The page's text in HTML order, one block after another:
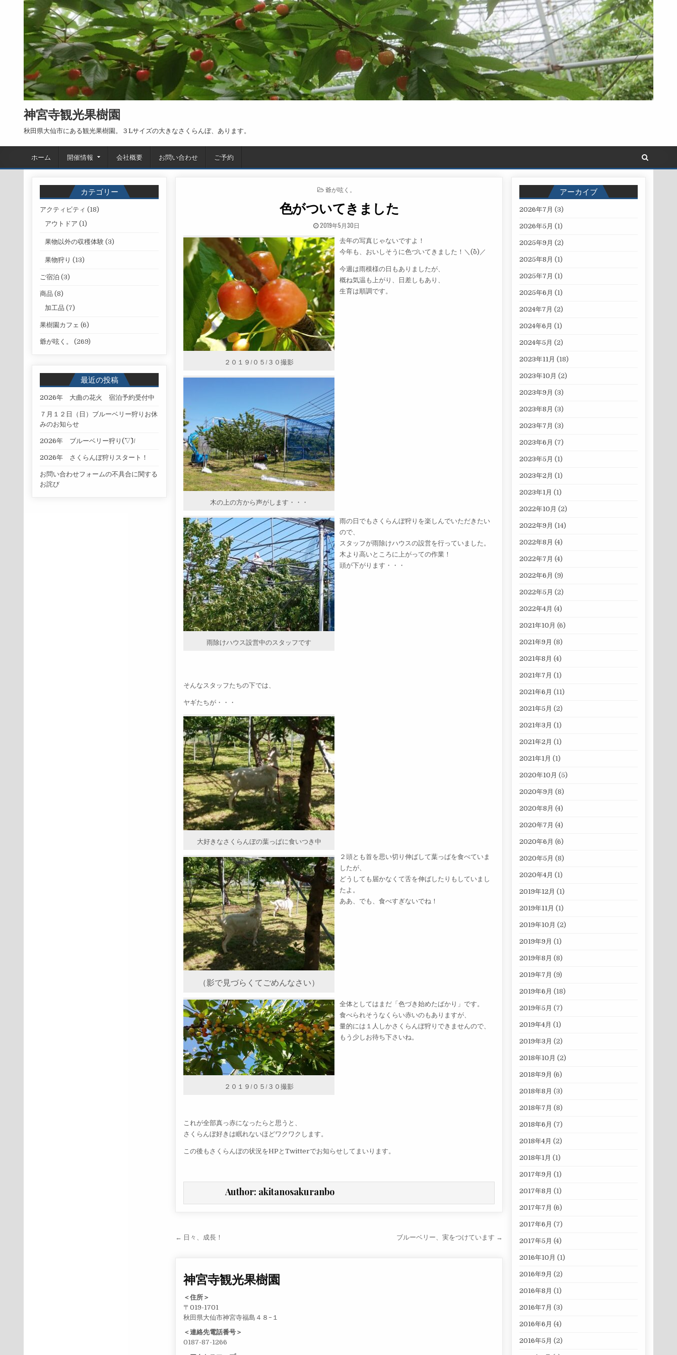
Skip to content
神宮寺観光果樹園
秋田県大仙市にある観光果樹園。３Lサイズの大きなさくらんぼ、あります。
ホーム 開催情報 会社概要 お問い合わせ ご予約
POSTED IN
爺が呟く。
色がついてきました
PUBLISHED DATE:
2019年5月30日
２０１９/０５/３０撮影
去年の写真じゃないですよ！
今年も、おいしそうに色づいてきました！＼(^o^)／
今週は雨模様の日もありましたが、
概ね気温も上がり、日差しもあり、
生育は順調です。
木の上の方から声がします・・・
雨除けハウス設営中のスタッフです
雨の日でもさくらんぼ狩りを楽しんでいただきたい
ので、
スタッフが雨除けハウスの設営を行っていました。
木より高いところに上がっての作業！
頭が下がります・・・
そんなスタッフたちの下では、
ヤギたちが・・・
大好きなさくらんぼの葉っぱに食いつき中
（影で見づらくてごめんなさい）
２頭とも首を思い切り伸ばして葉っぱを食べていま
したが、
どうしても届かなくて舌を伸ばしたりもしていまし
たよ。
ああ、でも、食べすぎないでね！
２０１９/０５/３０撮影
全体としてはまだ「色づき始めたばかり」です。
食べられそうなくらい赤いのもありますが、
量的には１人しかさくらんぼ狩りできませんので、
もう少しお待ち下さいね。
これが全部真っ赤になったらと思うと、
さくらんぼ好きは眠れないほどワクワクします。
この後もさくらんぼの状況をHPとTwitterでお知らせしてまいります。
Author: akitanosakuranbo
投稿ナビゲーション
← 日々、成長！ ブルーベリー、実をつけています →
神宮寺観光果樹園
＜住所＞
〒019-1701
秋田県大仙市神宮寺福島４８−１
＜連絡先電話番号＞
0187-87-1266
カテゴリー
アクティビティ (18)
アウトドア (1)
果物以外の収穫体験 (3)
果物狩り (13)
ご宿泊 (3)
商品 (8)
加工品 (7)
果樹園カフェ (6)
爺が呟く。 (269)
最近の投稿
2026年 大曲の花火 宿泊予約受付中
７月１２日（日）ブルーベリー狩りお休
みのお知らせ
2026年 ブルーベリー狩り(^▽^)/
2026年 さくらんぼ狩りスタート！
お問い合わせフォームの不具合に関する
お詫び
アーカイブ
2026年7月 (3)
2026年5月 (1)
2025年9月 (2)
2025年8月 (1)
2025年7月 (1)
2025年6月 (1)
2024年7月 (2)
2024年6月 (1)
2024年5月 (2)
2023年11月 (18)
2023年10月 (2)
2023年9月 (3)
2023年8月 (3)
2023年7月 (3)
2023年6月 (7)
2023年5月 (1)
2023年2月 (1)
2023年1月 (1)
2022年10月 (2)
2022年9月 (14)
2022年8月 (4)
2022年7月 (4)
2022年6月 (9)
2022年5月 (2)
2022年4月 (4)
2021年10月 (6)
2021年9月 (8)
2021年8月 (4)
2021年7月 (1)
2021年6月 (11)
2021年5月 (2)
2021年3月 (1)
2021年2月 (1)
2021年1月 (1)
2020年10月 (5)
2020年9月 (8)
2020年8月 (4)
2020年7月 (4)
2020年6月 (6)
2020年5月 (8)
2020年4月 (1)
2019年12月 (1)
2019年11月 (1)
2019年10月 (2)
2019年9月 (1)
2019年8月 (8)
2019年7月 (9)
2019年6月 (18)
2019年5月 (7)
2019年4月 (1)
2019年3月 (2)
2018年10月 (2)
2018年9月 (6)
2018年8月 (3)
2018年7月 (8)
2018年6月 (7)
2018年4月 (2)
2018年1月 (1)
2017年9月 (1)
2017年8月 (1)
2017年7月 (6)
2017年6月 (7)
2017年5月 (4)
2016年10月 (1)
2016年9月 (2)
2016年8月 (1)
2016年7月 (3)
2016年6月 (4)
2016年5月 (2)